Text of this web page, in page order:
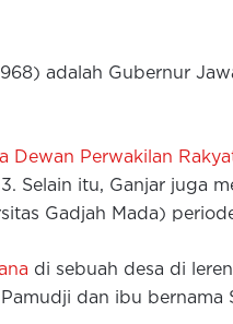
adalah Gubernur
Dewan Perwakilan
Selain itu, Ganjar juga
Gadjah Mada)
di sebuah desa di
dan ibu bernama